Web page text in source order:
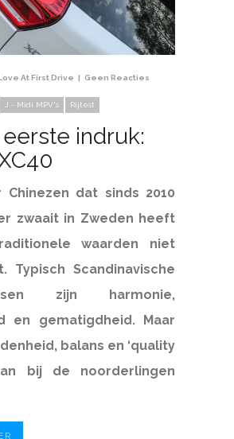
At First Drive Geen Reacties
J - Midi MPV's Rijtest
eerste indruk:
Chinezen dat sinds 2010
zwaait in Zweden heeft
waarden niet
Typisch Scandinavische
zijn harmonie,
en gematigdheid. Maar
balans en ‘quality
bij de noorderlingen